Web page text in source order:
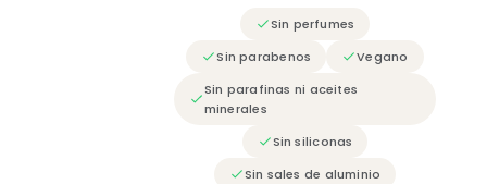
Sin perfumes
Sin parabenos
Vegano
Sin parafinas ni aceites
minerales
Sin siliconas
Sin sales de aluminio